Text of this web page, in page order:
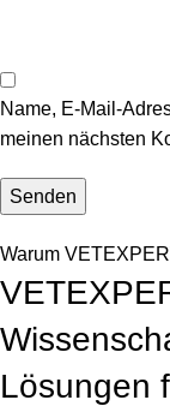
Name, E-Mail-
meinen nächsten
Warum
Lösungen